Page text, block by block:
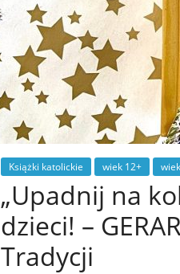
Książki katolickie wiek 12+
„Upadnij na
dzieci! –
Tradycji